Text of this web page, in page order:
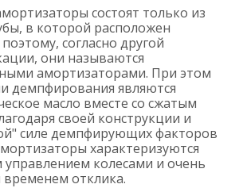
состоят только из
в которой расположен
согласно другой
они называются
амортизаторами. При этом
демпфирования являются
масло вместе со сжатым
своей конструкции и
силе демпфирующих факторов
характеризуются
колесами и очень
отклика.